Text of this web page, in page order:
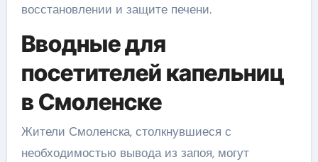
восстановлении и защите печени.
Вводные для
посетителей капельниц
в Смоленске
Жители Смоленска, столкнувшиеся с
необходимостью вывода из запоя, могут